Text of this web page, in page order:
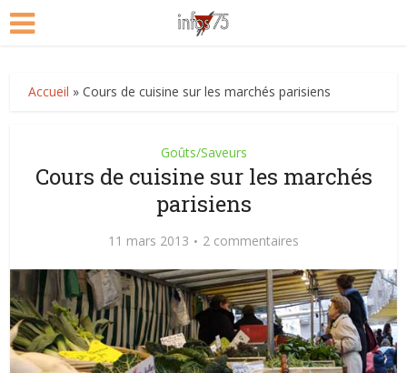
Accueil »Cours de cuisine sur les marchés parisiens
Goûts/Saveurs
Cours de cuisine sur les marchés
parisiens
11 mars 2013 2 commentaires